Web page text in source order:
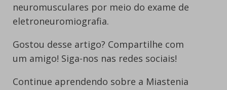
neuromusculares por meio do exame de
eletroneuromiografia.
Gostou desse artigo? Compartilhe com
um amigo! Siga-nos nas redes sociais!
Continue aprendendo sobre a Miastenia